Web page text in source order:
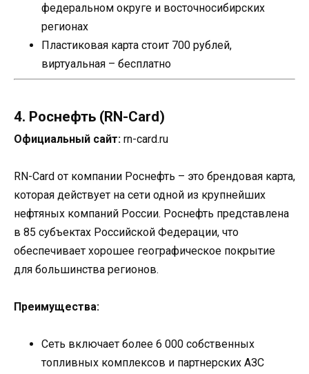
федеральном округе и восточносибирских
регионах
Пластиковая карта стоит 700 рублей,
виртуальная – бесплатно
4. Роснефть (RN-Card)
Официальный сайт: rn-card.ru
RN-Card от компании Роснефть – это брендовая карта,
которая действует на сети одной из крупнейших
нефтяных компаний России. Роснефть представлена
в 85 субъектах Российской Федерации, что
обеспечивает хорошее географическое покрытие
для большинства регионов.
Преимущества:
Сеть включает более 6 000 собственных
топливных комплексов и партнерских АЗС